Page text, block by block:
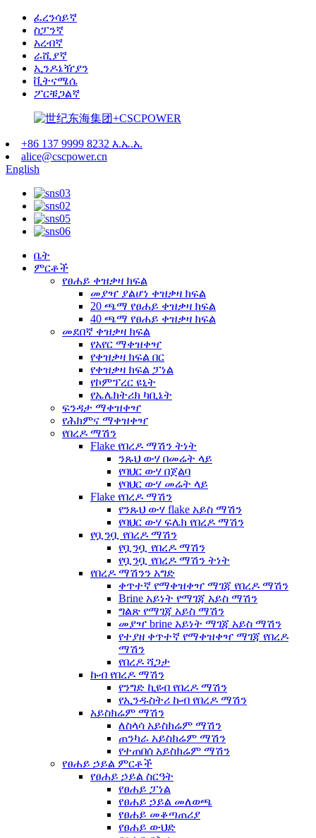
ፈረንሳይኛ
ስፓንኛ
አረብኛ
ራሺያኛ
ኢንዶኔዥያን
ቪትናሜሴ
ፖርቹጋልኛ
+86 137 9999 8232 እ.ኤ.አ.
alice@cscpower.cn
English
ቤት
ምርቶች
የፀሐይ ቀዝቃዛ ክፍል
መያዣ ያልሆነ ቀዝቃዛ ክፍል
20 ጫማ የፀሐይ ቀዝቃዛ ክፍል
40 ጫማ የፀሐይ ቀዝቃዛ ክፍል
መደበኛ ቀዝቃዛ ክፍል
የአየር ማቀዝቀዣ
የቀዝቃዛ ክፍል በር
የቀዝቃዛ ክፍል ፓነል
የኮምፕረር ዩኒት
የኤሌክትሪክ ካቢኔት
ፍንዳታ ማቀዝቀዣ
የሕክምና ማቀዝቀዣ
የበረዶ ማሽን
Flake የበረዶ ማሽን ትነት
ንጹህ ውሃ በመሬት ላይ
የባህር ውሃ በጀልባ
የባህር ውሃ መሬት ላይ
Flake የበረዶ ማሽን
የንጹህ ውሃ flake አይስ ማሽን
የባህር ውሃ ፍሌክ የበረዶ ማሽን
የቧንቧ የበረዶ ማሽን
የቧንቧ የበረዶ ማሽን
የቧንቧ የበረዶ ማሽን ትነት
የበረዶ ማሽንን አግድ
ቀጥተኛ የማቀዝቀዣ ማገጃ የበረዶ ማሽን
Brine አይነት የማገጃ አይስ ማሽን
ግልጽ የማገጃ አይስ ማሽን
መያዣ brine አይነት ማገጃ አይስ ማሽን
የተያዘ ቀጥተኛ የማቀዝቀዣ ማገጃ የበረዶ
ማሽን
የበረዶ ሻጋታ
ኩብ የበረዶ ማሽን
የንግድ ኪዩብ የበረዶ ማሽን
የኢንዱስትሪ ኩብ የበረዶ ማሽን
አይስክሬም ማሽን
ለስላሳ አይስክሬም ማሽን
ጠንካራ አይስክሬም ማሽን
የተጠበሰ አይስክሬም ማሽን
የፀሐይ ኃይል ምርቶች
የፀሐይ ኃይል ስርዓት
የፀሐይ ፓነል
የፀሐይ ኃይል መለወጫ
የፀሐይ መቆጣጠሪያ
የፀሐይ ውህድ